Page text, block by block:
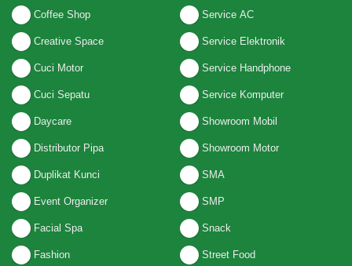
Coffee Shop
Creative Space
Cuci Motor
Cuci Sepatu
Daycare
Distributor Pipa
Duplikat Kunci
Event Organizer
Facial Spa
Fashion
Service AC
Service Elektronik
Service Handphone
Service Komputer
Showroom Mobil
Showroom Motor
SMA
SMP
Snack
Street Food